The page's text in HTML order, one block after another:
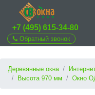
+7 (495) 615-34-80
Обратный звонок
Деревянные окна
Высота 970 мм
Окно